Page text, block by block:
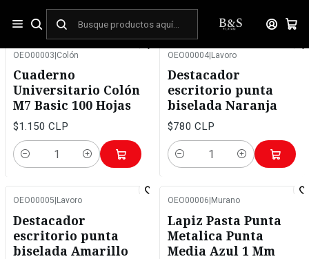
OEO00003 Colón
Cuaderno
Universitario Colón
M7 Basic 100 Hojas
$1.150 CLP
Cantidad
OEO00004 Lavoro
Destacador
escritorio punta
biselada Naranja
$780 CLP
Cantidad
OEO00005 Lavoro
Destacador
escritorio punta
biselada Amarillo
OEO00006 Murano
Lapiz Pasta Punta
Metalica Punta
Media Azul 1 Mm